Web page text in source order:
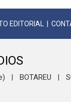
EDITORIAL
BOTAREU